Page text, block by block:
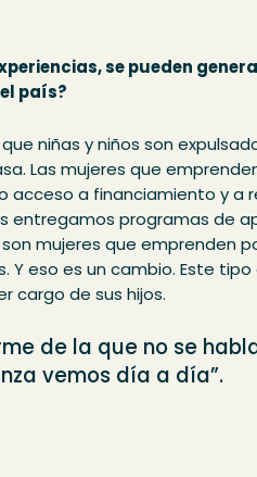
se pueden
país?
niñas y niños son
Las mujeres que
acceso a financiamiento y a
programas de
mujeres que emprenden
Y eso es un cambio. Este
cargo de sus hijos.
de la que no se
vemos día a día”.